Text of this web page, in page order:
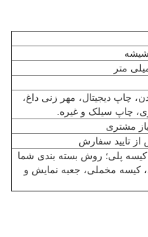
چاپ دیجیتال، مهر زنی داغ،
چاپ سیلک و غیره.
مشتری
پلی؛ روش بسته بندی شما
کیسه مخملی، جعبه نمایش و